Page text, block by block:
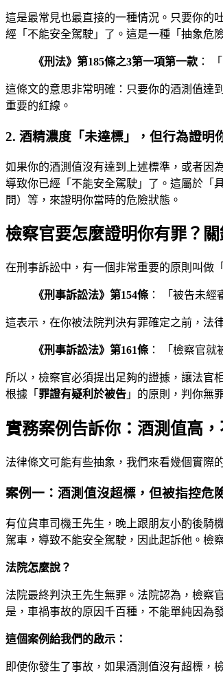
這是最常見也最直接的一種情況。只要你的
經「不能安全駕駛」了。這是一種「抽象危
《刑法》第185條之3第一項第一款 ：
這條文的意思非常明確：只要你的酒測值達
重要的紅線。
2. 酒精濃度「未達標」，但行為證明
如果你的酒測值沒有達到上述標準，或者因
導致你已經「不能安全駕駛」了。這屬於「
問）等，來證明你當時的危險狀態。
檢察官要怎麼證明你有罪？關
在刑事訴訟中，有一個非常重要的原則叫做「
《刑事訴訟法》第154條 ： 「被告未
這表示，在你被法院判決有罪確定之前，法
《刑事訴訟法》第161條 ： 「檢察官就
所以，檢察官必須提出足夠的證據，讓法官
根據「 罪證有疑利於被告 」的原則，判你無
實務案例告訴你：酒測值高，
法律條文可能有些抽象，我們來看幾個實際
案例一：酒測值沒超標，但被指控危
有位貨車司機王先生，晚上跟朋友小酌後騎
駕車，導致不能安全駕駛，因此起訴他。檢
法院怎麼說？
法院最終判決王先生無罪。法院認為，檢察
是，車禍事故的原因千百種，不能單純因為
這個案例給我們的啟示：
即使你發生了事故，如果酒測值沒有超標，